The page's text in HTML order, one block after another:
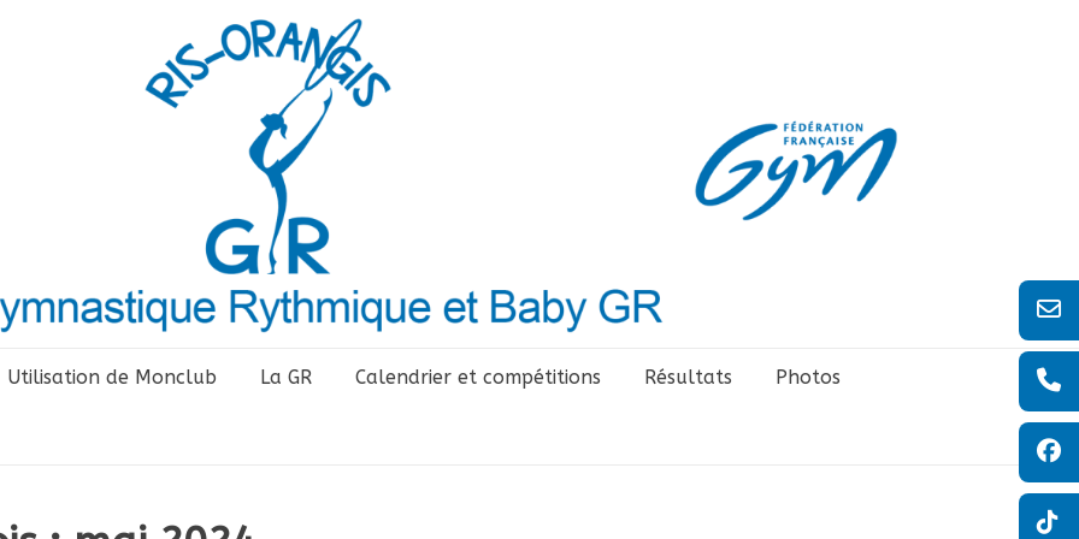
Utilisation de Monclub La GR Calendrier et compétitions Résultats Photos